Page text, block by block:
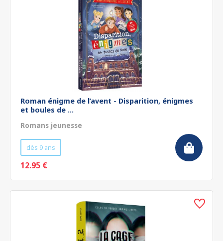
Roman énigme de l’avent - Disparition, énigmes
et boules de ...
Romans jeunesse
dès 9 ans
12.95 €